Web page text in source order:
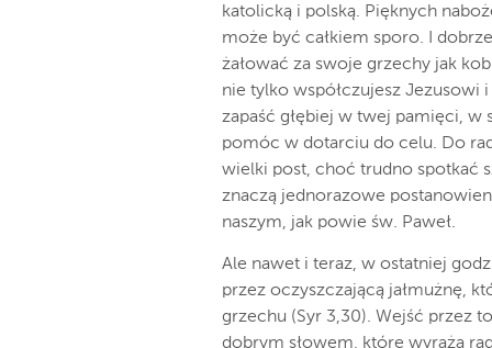
katolicką i polską. Pięknych
może być całkiem sporo. I
żałować za swoje grzechy jak
nie tylko współczujesz Jezusowi
zapaść głębiej w twej pamięci, w
pomóc w dotarciu do celu. Do
wielki post, choć trudno spotkać
znaczą jednorazowe
naszym, jak powie św. Paweł.
Ale nawet i teraz, w ostatniej
przez oczyszczającą jałmużnę,
grzechu (Syr 3,30). Wejść przez
dobrym słowem, które wyraża